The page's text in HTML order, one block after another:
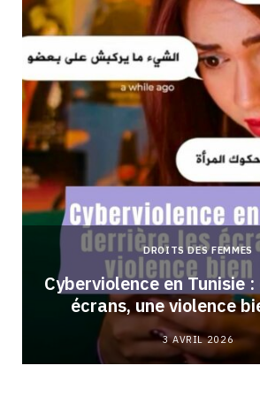
DROITS DES FEMMES
Cyberviolence en Tunisie
écrans, une violence
3 AVRIL 2026